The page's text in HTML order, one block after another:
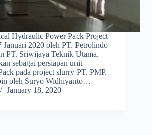
Hydraulic Power Pack Project
Januari 2020 oleh PT. Petrolindo
PT. Sriwijaya Teknik Utama.
sebagai persiapan unit
pada project slurry PT. PMP.
oleh Suryo Widhiyanto…
January 18, 2020